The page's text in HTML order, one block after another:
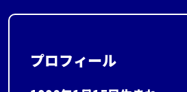
プロフィール